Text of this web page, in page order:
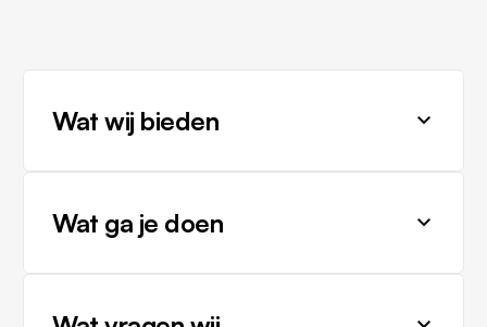
Wat wij bieden
zodra je ervaring hebt €17,07!
Keuze om als oproepkracht te
Wat ga je doen
en uit de vliegtuigen